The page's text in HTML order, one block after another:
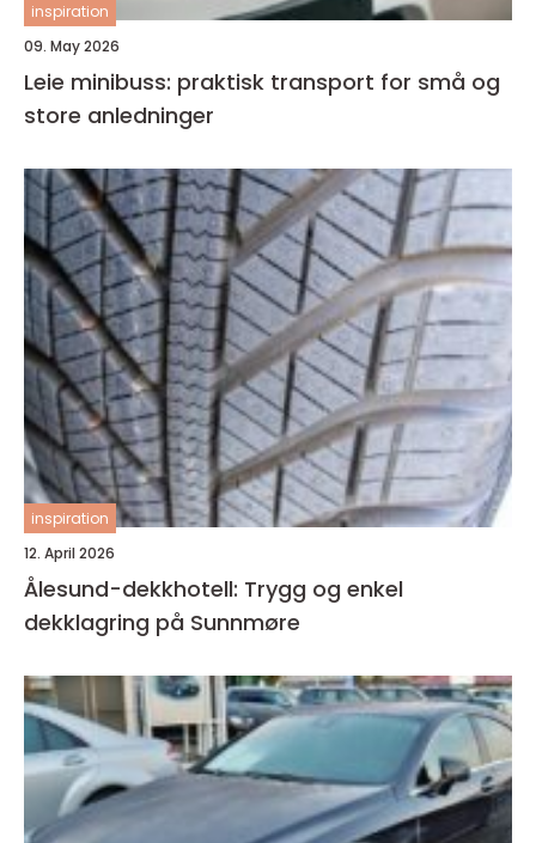
inspiration
09. May 2026
Leie minibuss: praktisk transport for små og
store anledninger
inspiration
12. April 2026
Ålesund-dekkhotell: Trygg og enkel
dekklagring på Sunnmøre